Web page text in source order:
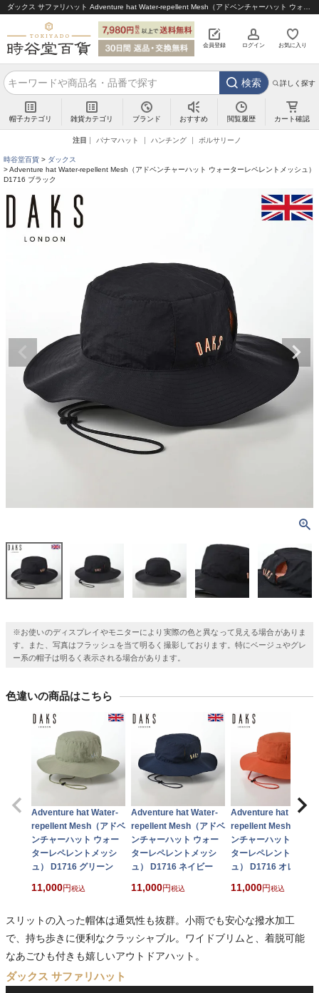
会員登録 ログイン お気に入り
検索 詳しく探す
帽子カテゴリ 雑貨カテゴリ ブランド おすすめ 閲覧履歴 カート確認
注目 パナマハット ハンチング ボルサリーノ
時谷堂百貨
ダックス
Adventure hat Water-repellent Mesh（アドベンチャーハット ウォーターレペレントメッシュ）
D1716 ブラック
※お使いのディスプレイやモニターにより実際の色と異なって見える場合がありま
す。また、写真はフラッシュを当て明るく撮影しております。特にベージュやグレ
ー系の帽子は明るく表示される場合があります。
色違いの商品はこちら
Adventure hat Water-
repellent Mesh（アドベ
ンチャーハット ウォー
ターレペレントメッシ
ュ） D1716 グリーン
11,000 税込
Adventure hat Water-
repellent Mesh（アドベ
ンチャーハット ウォー
ターレペレントメッシ
ュ） D1716 ネイビー
11,000 税込
Adventure hat Water-
repellent Mesh（アド
ンチャーハット ウォー
ターレペレントメッシ
ュ） D1716 オレンジ
11,000 税込
スリットの入った帽体は通気性も抜群。小雨でも安心な撥水加工
で、持ち歩きに便利なクラッシャブル。ワイドブリムと、着脱可能
なあごひも付きも嬉しいアウトドアハット。
ダックス サファリハット